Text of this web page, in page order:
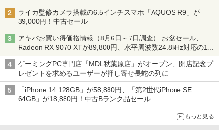
ライカ監修カメラ搭載の6.5インチスマホ「AQUOS R9」が
39,000円！中古セール
アキバお買い得価格情報（8月6日～7日調査） お盆セール、
Radeon RX 9070 XTが89,800円、水平周波数24.8kHz対応の17
型モニターが9,801円、暑さ指数連動セール ほか
ゲーミングPC専門店「MDL秋葉原店」がオープン、開店記念プ
レゼントを求めるユーザーが押し寄せ長蛇の列に
「iPhone 14 128GB」が58,880円、「第2世代iPhone SE
64GB」が18,880円！中古Bランク品セール
もっと見る